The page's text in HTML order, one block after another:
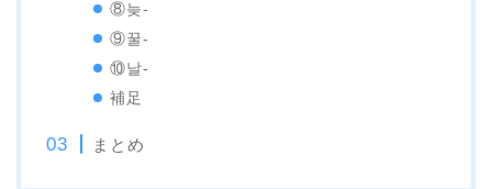
⑧늦-
⑨꿀-
⑩날-
補足
まとめ